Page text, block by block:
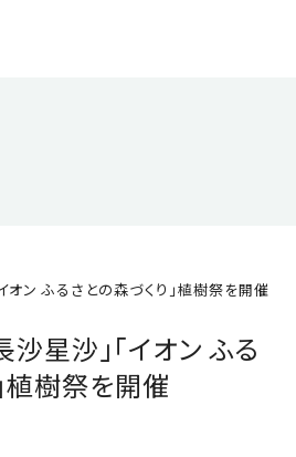
オン ふるさとの森づくり」植樹祭を開催
沙星沙」「イオン ふる
植樹祭を開催